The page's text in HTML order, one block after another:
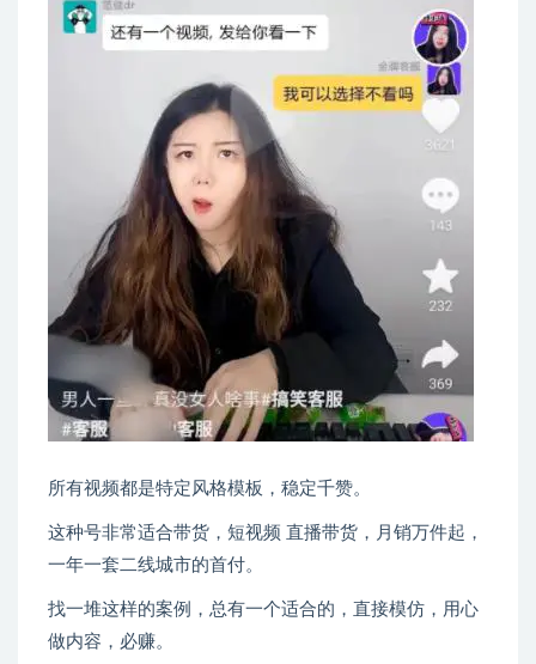
所有视频都是特定风格模板，稳定千赞。
这种号非常适合带货，短视频 直播带货，月销万件起，
一年一套二线城市的首付。
找一堆这样的案例，总有一个适合的，直接模仿，用心
做内容，必赚。